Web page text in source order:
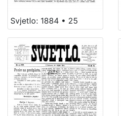
Svjetlo: 1884 • 25